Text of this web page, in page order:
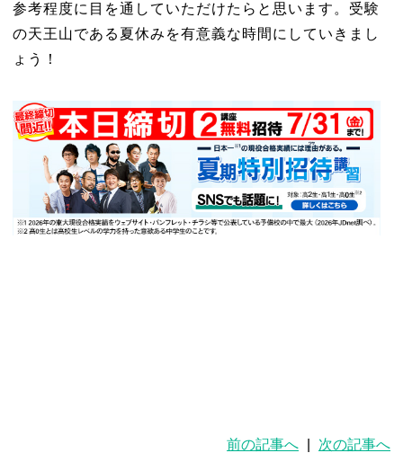
参考程度に目を通していただけたらと思います。受験
の天王山である夏休みを有意義な時間にしていきまし
ょう！
前の記事へ 次の記事へ